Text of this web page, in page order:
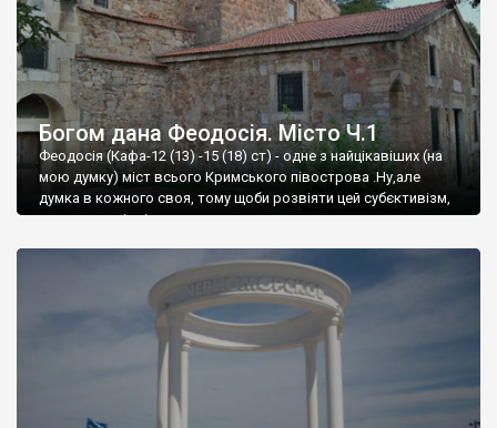
Богом дана Феодосія. Місто Ч.1
Феодосія (Кафа-12 (13) -15 (18) ст) - одне з найцікавіших (на
мою думку) міст всього Кримського півострова .Ну,але
думка в кожного своя, тому щоби розвіяти цей субєктивізм,
запрошую відвідати це